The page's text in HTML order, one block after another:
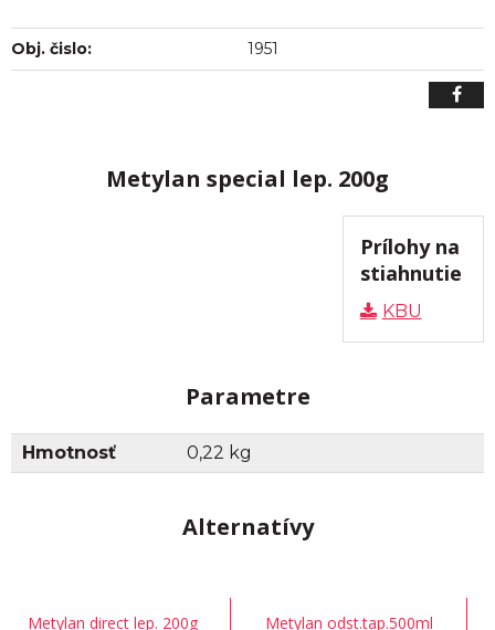
Obj. čislo: 1951
Metylan special lep. 200g
Prílohy na
stiahnutie
KBU
Parametre
Hmotnosť 0,22 kg
Alternatívy
Metylan direct lep. 200g Metylan odst.tap.500ml